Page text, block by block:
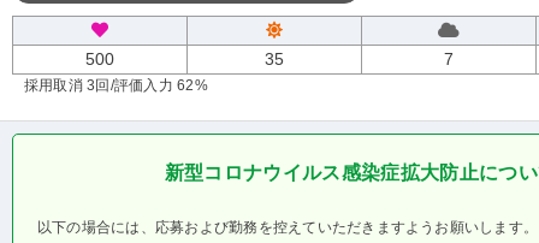
500 35 7
採用取消 3回 /評価入力 62%
新型コロナウイルス感染症拡大防止につ
以下の場合には、応募および勤務を控えていただきますようお願いします。